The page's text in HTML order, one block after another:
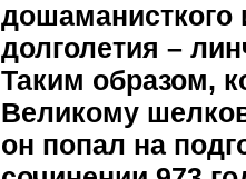
дошаманисткого
долголетия –
Таким образом,
Великому
он попал на